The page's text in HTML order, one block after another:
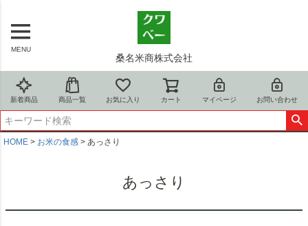
MENU
桑名米商株式会社
新着商品 商品一覧 お気に入り カート マイページ お問い合わせ
HOME お米の食感 あっさり
あっさり